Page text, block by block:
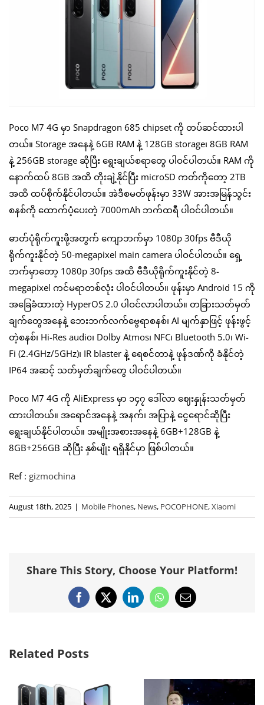
Poco M7 4G မှာ Snapdragon 685 chipset ကို တပ်ဆင်ထားပါ
တယ်။ Storage အနေနဲ့ 6GB RAM နဲ့ 128GB storage၊ 8GB RAM
နဲ့ 256GB storage ဆိုပြီး ရွေးချယ်စရာတွေ ပါဝင်ပါတယ်။ RAM ကို
နောက်ထပ် 8GB အထိ တိုးချဲ့နိုင်ပြီး microSD ကတ်ကိုတော့ 2TB
အထိ ထပ်စိုက်နိုင်ပါတယ်။ အဲဒီစမတ်ဖုန်းမှာ 33W အားအမြန်သွင်း
စနစ်ကို ထောက်ပံ့ပေးတဲ့ 7000mAh ဘက်ထရီ ပါဝင်ပါတယ်။
ဓာတ်ပုံရိုက်ကူးဖို့အတွက် ကျောဘက်မှာ 1080p 30fps ဗီဒီယို
ရိုက်ကူးနိုင်တဲ့ 50-megapixel main camera ပါဝင်ပါတယ်။ ရှေ့
ဘက်မှာတော့ 1080p 30fps အထိ ဗီဒီယိုရိုက်ကူးနိုင်တဲ့ 8-
megapixel ကင်မရာတစ်လုံး ပါဝင်ပါတယ်။ ဖုန်းမှာ Android 15 ကို
အခြေခံထားတဲ့ HyperOS 2.0 ပါဝင်လာပါတယ်။ တခြားသတ်မှတ်
ချက်တွေအနေနဲ့ ဘေးဘက်လက်ဗွေရာစနစ်၊ AI မျက်နှာဖြင့် ဖုန်းဖွင့်
တဲ့စနစ်၊ Hi-Res audio၊ Dolby Atmos၊ NFC၊ Bluetooth 5.0၊ Wi-
Fi (2.4GHz/5GHz)၊ IR blaster နဲ့ ရေစင်တာနဲ့ ဖုန်ဒဏ်ကို ခံနိုင်တဲ့
IP64 အဆင့် သတ်မှတ်ချက်တွေ ပါဝင်ပါတယ်။
Poco M7 4G ကို AliExpress မှာ ၁၄၇ ဒေါ်လာ ဈေးနှုန်းသတ်မှတ်
ထားပါတယ်။ အရောင်အနေနဲ့ အနက်၊ အပြာနဲ့ ငွေရောင်ဆိုပြီး
ရွေးချယ်နိုင်ပါတယ်။ အမျိုးအစားအနေနဲ့ 6GB+128GB နဲ့
8GB+256GB ဆိုပြီး နှစ်မျိုး ရရှိနိုင်မှာ ဖြစ်ပါတယ်။
Ref : gizmochina
August 18th, 2025 | Mobile Phones, News, POCOPHONE,Xiaomi
Share This Story, Choose Your Platform!
Facebook
X LinkedInWhatsApp
Email
Related Posts